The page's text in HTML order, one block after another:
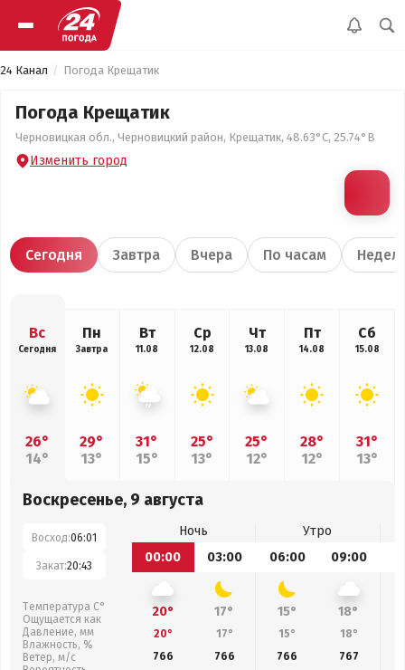
24 Канал Погода Крещатик
Погода Крещатик
Черновицкая обл., Черновицкий район, Крещатик, 48.63°С, 25.74°В
Изменить город
Сегодня Завтра Вчера По часам
Вс
Сегодня
26°
14°
Пн
Завтра
29°
13°
Вт
11.08
31°
15°
Ср
12.08
25°
13°
Чт
13.08
25°
12°
Пт
14.08
28°
12°
Сб
15.08
31°
13°
Воскресенье, 9 августа
Восход:06:01
Закат:20:43
Температура С°
Ощущается как
Давление, мм
Влажность, %
Ветер, м/с
Ночь
Утро
00:00
03:00 06:00 09:00
20° 17° 15° 18°
20° 17° 15° 18°
766
766 766 767